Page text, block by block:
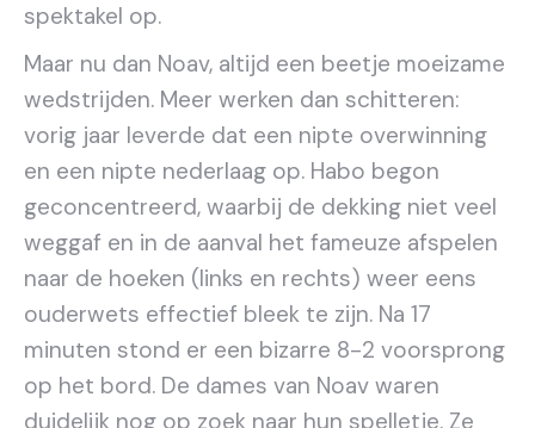
spektakel op.
Maar nu dan Noav, altijd een beetje moeizame
wedstrijden. Meer werken dan schitteren:
vorig jaar leverde dat een nipte overwinning
en een nipte nederlaag op. Habo begon
geconcentreerd, waarbij de dekking niet veel
weggaf en in de aanval het fameuze afspelen
naar de hoeken (links en rechts) weer eens
ouderwets effectief bleek te zijn. Na 17
minuten stond er een bizarre 8-2 voorsprong
op het bord. De dames van Noav waren
duidelijk nog op zoek naar hun spelletje. Ze